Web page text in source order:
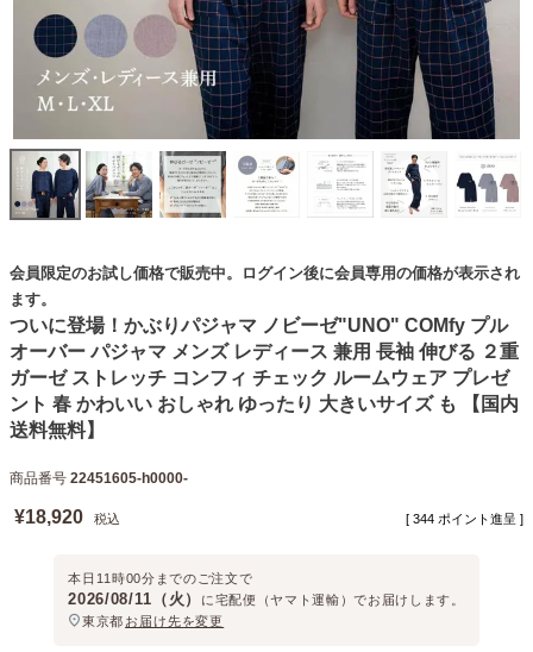
会員限定のお試し価格で販売中。ログイン後に会員専用の価格が表示され
ます。
ついに登場！かぶりパジャマ ノビーゼ"UNO" COMfy プル
オーバー パジャマ メンズ レディース 兼用 長袖 伸びる ２重
ガーゼ ストレッチ コンフィ チェック ルームウェア プレゼ
ント 春 かわいい おしゃれ ゆったり 大きいサイズ も 【国内
送料無料】
商品番号 22451605-h0000-
¥18,920 税込 [ 344 ポイント進呈 ]
本日 11時00分 までのご注文で
2026/08/11（火） に宅配便（ヤマト運輸）でお届けします。
東京都 お届け先を変更